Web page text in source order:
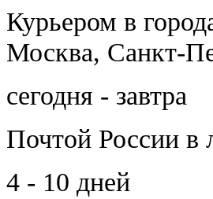
Курьером в
Москва, Санкт-
сегодня - завтра
Почтой России в
4 - 10 дней